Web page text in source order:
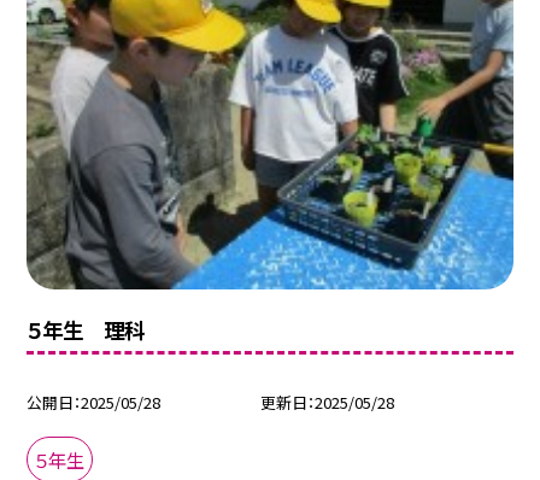
５年生 理科
公開日 2025/05/28 更新日 2025/05/28
５年生